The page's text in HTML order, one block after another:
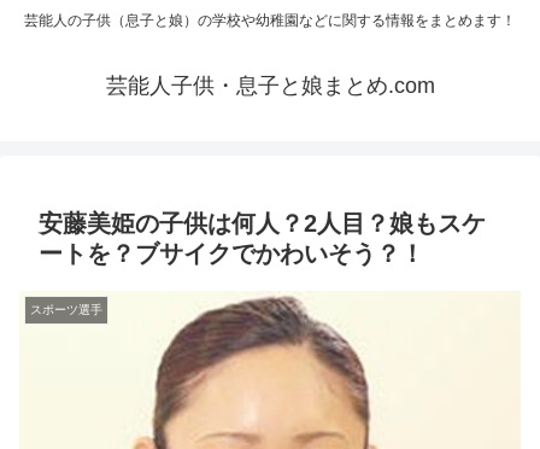
芸能人の子供（息子と娘）の学校や幼稚園などに関する情報をまとめます！
芸能人子供・息子と娘まとめ.com
安藤美姫の子供は何人？2人目？娘もスケ
ートを？ブサイクでかわいそう？！
スポーツ選手